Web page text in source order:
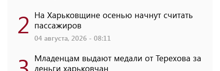
2 На Харьковщине осенью начнут считать
пассажиров
04 августа, 2026 - 08:11
Младенцам выдают медали от Терехова за
деньги харьковчан